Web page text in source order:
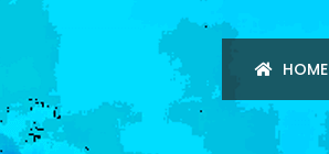
HOME